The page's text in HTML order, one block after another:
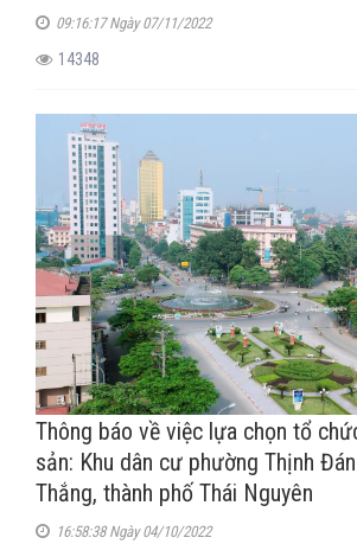
09:16:17 Ngày 07/11/2022
14348
Thông báo về việc lựa chọn tổ
sản: Khu dân cư phường Thịnh
Thắng, thành phố Thái Nguyên
16:58:38 Ngày 04/10/2022